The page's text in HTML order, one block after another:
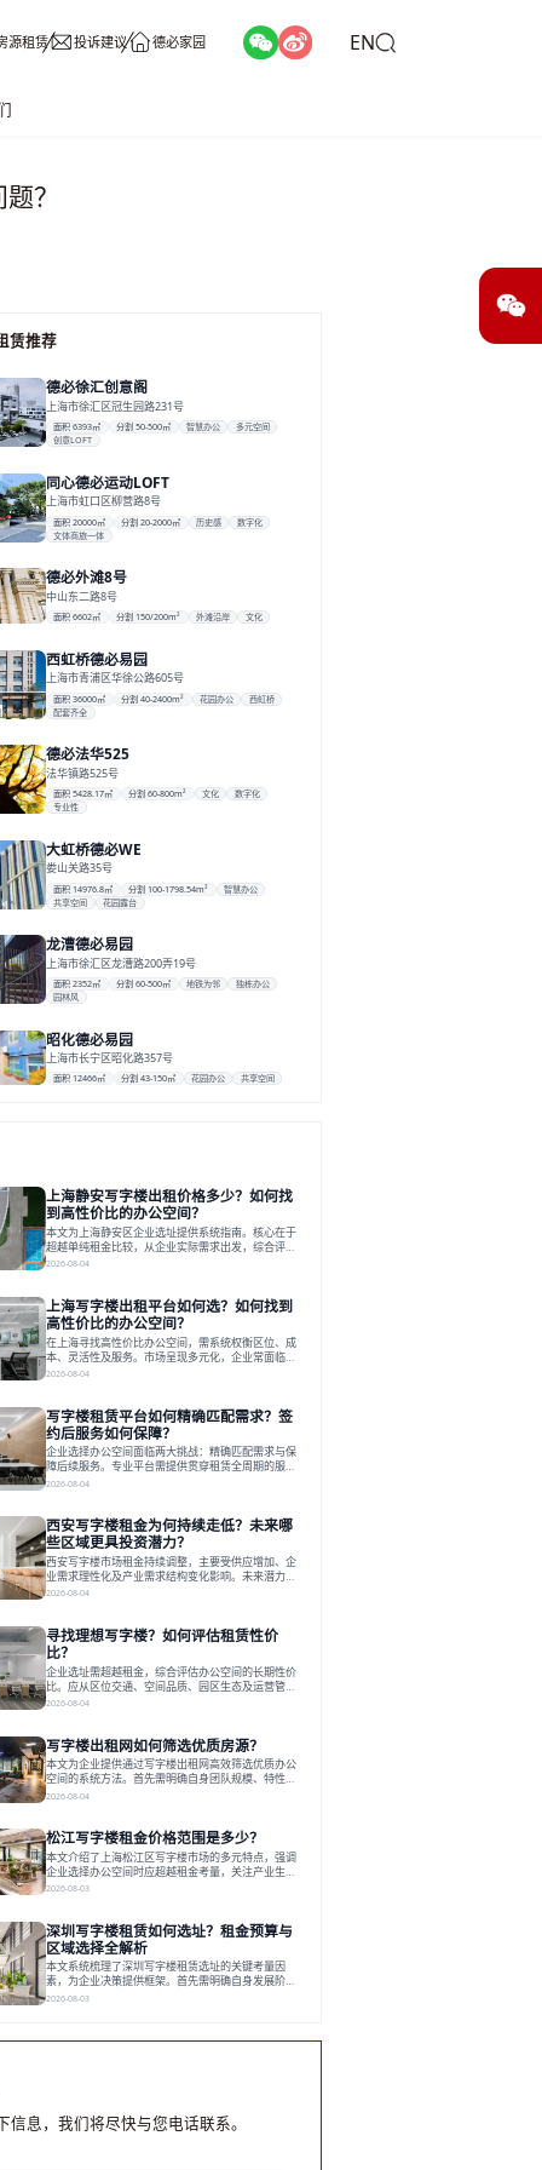
源租赁 投诉建议 德必家园 EN
？
赁推荐
德必徐汇创意阁
上海市徐汇区冠生园路231号
面积 6393㎡ 分割 50-500㎡ 智慧办公
多元空间
创意LOFT
同心德必运动LOFT
上海市虹口区柳营路8号
面积 20000㎡ 分割 20-2000㎡ 历史感
数字化
文体商旅一体
德必外滩8号
中山东二路8号
面积 6602㎡ 分割 150/200m² 外滩沿岸 文化
西虹桥德必易园
上海市青浦区华徐公路605号
面积 36000㎡ 分割 40-2400m² 花园办公
西虹桥
配套齐全
德必法华525
法华镇路525号
面积 5428.17㎡ 分割 60-800m² 文化
数字化
专业性
大虹桥德必WE
娄山关路35号
面积 14976.8㎡ 分割 100-1798.54m²
智慧办公
共享空间
花园露台
龙漕德必易园
上海市徐汇区龙漕路200弄19号
面积 2352㎡ 分割 60-500㎡ 地铁为邻
独栋办公
园林风
昭化德必易园
上海市长宁区昭化路357号
面积 12466㎡ 分割 43-150㎡ 花园办公 共享空间
上海静安写字楼出租价格多少？如何找
到高性价比的办公空间？
本文为上海静安区企业选址提供系统指南。核心在于
超越单纯租金比较，从企业实际需求出发，综合评估
交通、硬件、空间弹性、配套服务及产业生态等多维
升性价比，并通过不同规模企业的实际案例加以说
明。之后指出，专业运营服务商提供的稳定环境、社
群活动与产业集聚等增值服务，是很大化空间价值、
助力企业成长的关键。对于许多在
2026-08-04
上海写字楼出租平台如何选？如何找到
高性价比的办公空间？
在上海寻找高性价比办公空间，需系统权衡区位、成
本、灵活性及服务。市场呈现多元化，企业常面临租
赁流程复杂、隐性成本高等挑战。选择平台时，应评
区、灵活产品和丰富配套，满足不同企业需求。企业
应明确自身需求，实地考察，选择能支持长期发展、
提升竞争力的办公空间。在上海寻找合适的办公空
间，对于企业行政负责人、中小企业主
2026-08-04
写字楼租赁平台如何精确匹配需求？签
约后服务如何保障？
企业选择办公空间面临两大挑战：精确匹配需求与保
障后续服务。专业平台需提供贯穿租赁全周期的服
务，将企业从非核心事务中解放。精确匹配需结合企
的全周期保障体系。德必集团通过标准化服务与个性
化运营结合，以全国布局和产业生态圈为企业提供稳
定支持，体现了从信息撮合到深度服务的能力转变。
在为企业寻找办公空间的过程中，
2026-08-04
西安写字楼租金为何持续走低？未来哪
些区域更具投资潜力？
西安写字楼市场租金持续调整，主要受供应增加、企
业需求理性化及产业需求结构变化影响。未来潜力区
域集中在产业集聚、交利及城市更新地带，如高新区
运营方通过空间优化与社群服务，助力企业成长，推
动市场向多元化、高性价比方向发展。近年来，西安
写字楼市场呈现出租金持续调整的态势，这一现象引
发了的广泛关注。作为西部重要
2026-08-04
寻找理想写字楼？如何评估租赁性价
比？
企业选址需超越租金，综合评估办公空间的长期性价
比。应从区位交通、空间品质、园区生态及运营管理
四个核心维度权衡财务支出与长期价值回报。理想的
衡。对于许多正在成长或寻求稳定发展的企业而言，
寻找一处合适的办公空间是一项至关重要的决策。这
不仅关系到团队的日常工作效率与协作氛围，更直接
影响着企业的品牌形象、运营成本
2026-08-04
写字楼出租网如何筛选优质房源？
本文为企业提供通过写字楼出租网高效筛选优质办公
空间的系统方法。首先需明确自身团队规模、特性、
预算等核心需求。线上筛选时，应深入解读房源参
背景与持续服务能力。完成线上初选后，必须进行线
下实地验证，核对空间实景、测试设施、感受园区氛
围并确认合同条款，从而做出精确决策。在数字化时
代，写字楼出租网已成为企业寻找
2026-08-04
松江写字楼租金价格范围是多少？
本文介绍了上海松江区写字楼市场的多元特点，强调
企业选择办公空间时应超越租金考量，关注产业生态
与综合服务。文章分析了市场概况、影响空间价值的
建服务生态助力企业成长，建议企业系统评估需求与
长期价值，选择匹配的发展载体。对于许多寻求在上
海松江区设立或扩展办公空间的企业而言，了解该区
域的写字楼市场概况是决策的首先
2026-08-03
深圳写字楼租赁如何选址？租金预算与
区域选择全解析
本文系统梳理了深圳写字楼租赁选址的关键考量因
素，为企业决策提供框架。首先需明确自身发展阶
段、团队规模和文化特质等核心需求。深圳多中心商
业园注重生态与社群，适合文创、科技类企业。评估
2026-08-03
信息，我们将尽快与您电话联系。